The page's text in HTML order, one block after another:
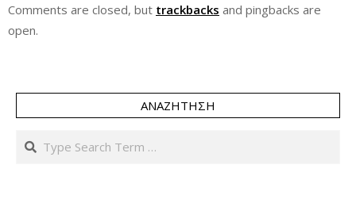
Comments are closed, but trackbacks and pingbacks are
open.
ΑΝΑΖΉΤΗΣΗ
Search